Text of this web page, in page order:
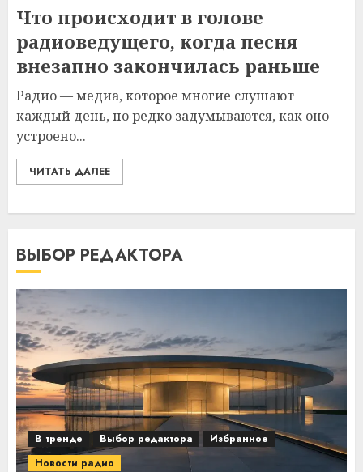
Что происходит в голове
радиоведущего, когда песня
внезапно закончилась раньше
Радио — медиа, которое многие слушают
каждый день, но редко задумываются, как оно
устроено...
ЧИТАТЬ ДАЛЕЕ
ВЫБОР РЕДАКТОРА
В тренде Выбор редактора
Избранное
Новости радио